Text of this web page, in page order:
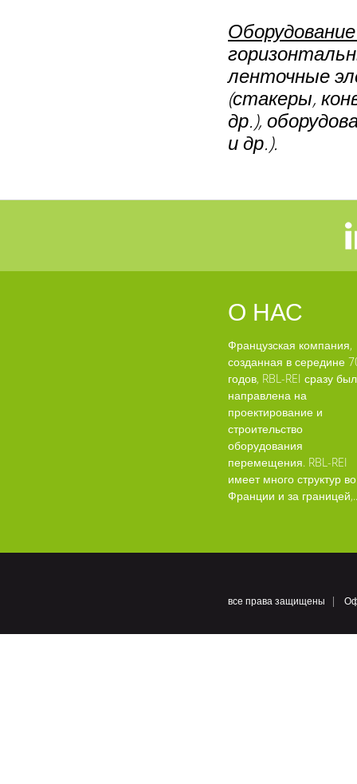
Оборудование
ленточные
(стакеры,
др.),
и др.).
О НАС
Французская компания,
созданная в середине
годов, RBL-REI сразу
направлена на
проектирование и
строительство
оборудования
перемещения. RBL-REI
имеет много структур во
Франции и за
все права защищены